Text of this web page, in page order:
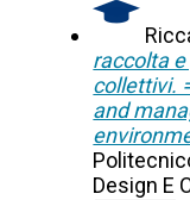
raccolta
collettivi.
and
Design E